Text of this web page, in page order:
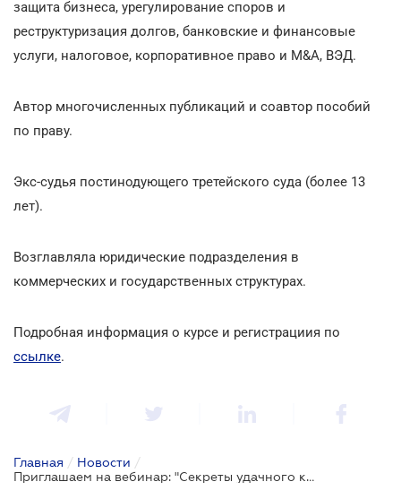
защита бизнеса, урегулирование споров и
реструктуризация долгов, банковские и финансовые
услуги, налоговое, корпоративное право и M&A, ВЭД.
Автор многочисленных публикаций и соавтор пособий
по праву.
Экс-судья постинодующего третейского суда (более 13
лет).
Возглавляла юридические подразделения в
коммерческих и государственных структурах.
Подробная информация о курсе и регистрациия по
ссылке.
Главная / Новости /
Приглашаем на вебинар: "Секреты удачного контракта. Важные детали конкретных договоров: поставка, аренда и субаренда, договор предоставления услуг"